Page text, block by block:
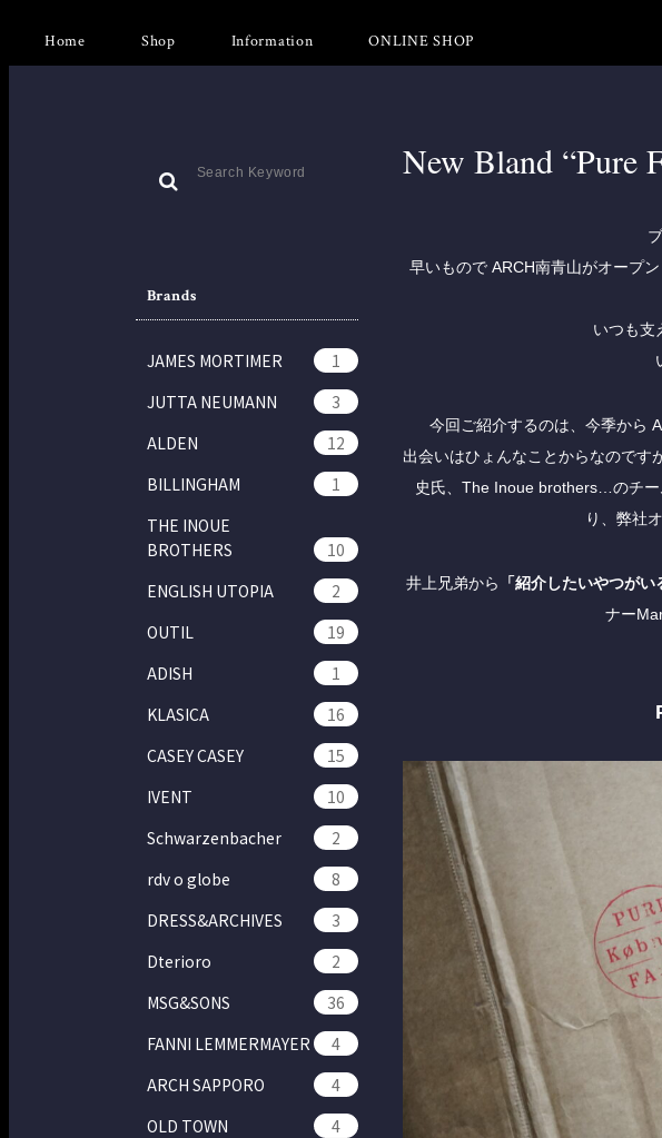
Home Shop Information ONLINE SHOP
Brands
JAMES MORTIMER
1
JUTTA NEUMANN
3
ALDEN
12
BILLINGHAM
1
THE INOUE
BROTHERS
10
ENGLISH UTOPIA
2
OUTIL
19
ADISH
1
KLASICA
16
CASEY CASEY
15
IVENT
10
Schwarzenbacher
2
rdv o globe
8
DRESS&ARCHIVES
3
Dterioro
2
MSG&SONS
36
FANNI LEMMERMAYER
4
ARCH SAPPORO
4
OLD TOWN
4
New Bland “Pure
早いもので ARCH南青山がオープ
いつも支
今回ご紹介するのは、今季から
出会いはひょんなことからなので
史氏、The Inoue brothers…のチー
り、弊社
井上兄弟から 「紹介したいやつがい
ナー